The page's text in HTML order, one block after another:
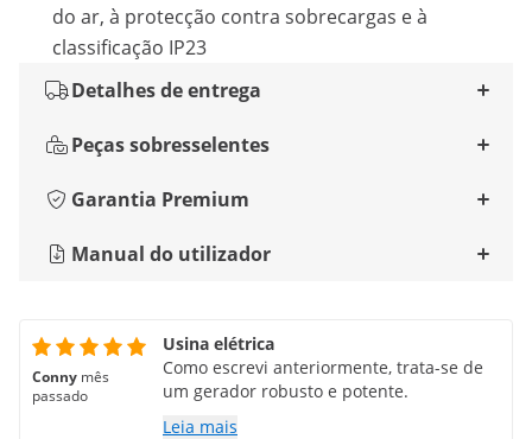
do ar, à protecção contra sobrecargas e à
classificação IP23
Detalhes de entrega
Peças sobresselentes
Garantia Premium
Manual do utilizador
Conny mês
passado
Usina elétrica
Como escrevi anteriormente, trata-se de
um gerador robusto e potente.
Leia mais